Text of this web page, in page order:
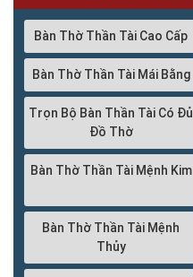
Bàn Thờ Thần Tài Cao Cấp
Bàn Thờ Thần Tài Mái Bằng
Trọn Bộ Bàn Thần Tài Có Đủ
Đồ Thờ
Bàn Thờ Thần Tài Mệnh Kim
Bàn Thờ Thần Tài Mệnh
Thủy